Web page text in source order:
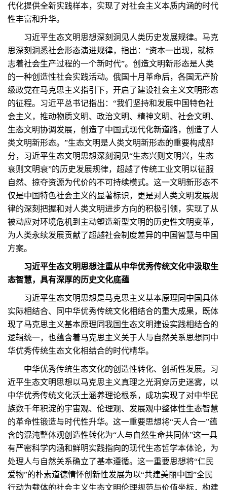
代化提供全新实践样本，实现了对社会主义本质内涵的时代
性丰富和升华。
习近平生态文明思想深刻洞见人类历史发展规律。马克
思深刻洞悉社会形态演进规律，指出：“资本一出现，就标
志着社会生产过程的一个新时代”。创造文明新形态是人类
的一种创造性社会实践活动。俄国十月革命后，各国无产阶
级政党在马克思主义指引下，开启了建设社会主义文明形态
的征程。习近平总书记指出：“我们坚持和发展中国特色社
会主义，推动物质文明、政治文明、精神文明、社会文明、
生态文明协调发展，创造了中国式现代化新道路，创造了人
类文明新形态。”生态文明是人类文明新形态的重要构成部
分，习近平生态文明思想深刻洞见“生态兴则文明兴，生态
衰则文明衰”的历史发展规律，超越了传统工业文明以征服
自然、掠夺资源为代价的不可持续模式。这一文明新形态不
仅是中国特色社会主义的显著标识，更是对人类文明发展规
律的深刻把握和对人类文明进步方向的积极引领，实现了从
被动应对环境危机到主动塑造新型文明的历史性文明变革，
为人类永续发展贡献了超越社会制度差异的中国智慧与中国
方案。
习近平生态文明思想注重从中华优秀传统文化中汲取生
态智慧，具有深厚的历史文化底蕴
习近平生态文明思想是马克思主义基本原理同中国具体
实际相结合、同中华优秀传统文化相结合的重大成果，既体
现了马克思主义基本原理同我国生态文明建设实践相结合的
逻辑统一，也蕴含着马克思主义关于人与自然关系思想同中
华优秀传统生态文化相结合的时代精华。
中华优秀传统生态文化的创造性转化、创新性发展。习
近平生态文明思想以马克思主义真理之光洞穿历史迷雾，以
中华优秀传统文化沃土涵养理论根系，成功实现了对中华民
族数千年积淀的宇宙观、伦理观、发展观中整体性生态智慧
的革命性锻造与时代性升华。这一重要思想将“天人合一”蕴
含的混沌整体观创造性转化为“人与自然生命共同体”这一具
有严密科学内涵和鲜明实践指向的现代生态哲学本体论，为
处理人与自然关系确立了基本遵循。这一重要思想将“仁民
爱物”的朴素道德情怀创新性发展为以“共建美丽中国”全民
行动为载体的社会主义生态文明伦理规范与价值坐标，构建